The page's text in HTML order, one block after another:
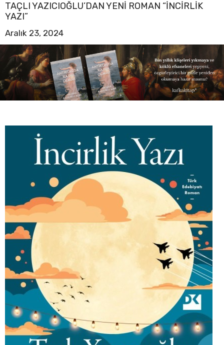
TAÇLI YAZICIOĞLU’DAN YENI ROMAN “İNCIRLIK
YAZI”
Aralık 23, 2024